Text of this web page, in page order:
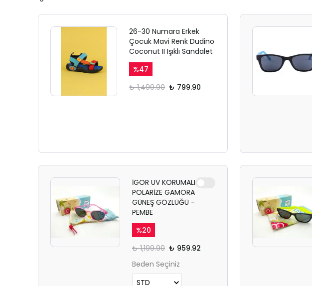
26-30 Numara Erkek
Çocuk Mavi Renk Dudino
Coconut II Işıklı Sandalet
%47
₺ 1,499.90 ₺ 799.90
İGOR UV KORUMALI
POLARİZE GAMORA
GÜNEŞ GÖZLÜĞÜ -
PEMBE
%20
₺ 1,199.90 ₺ 959.92
Beden Seçiniz